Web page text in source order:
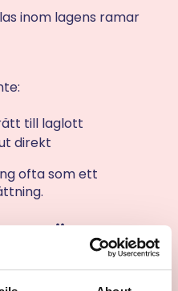
inom lagens ramar
till laglott
direkt
ofta som ett